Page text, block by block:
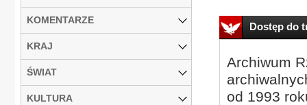
Dostęp do
Archiwum
od 1993
KOMENTARZE
KRAJ
ŚWIAT
KULTURA